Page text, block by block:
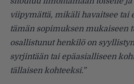
viipymättä, mikäli havaitsee tai
tämän sopimuksen mukaiseen
osallistunut henkilö on
syrjintään tai epäasialliseen
tällaisen kohteeksi.”